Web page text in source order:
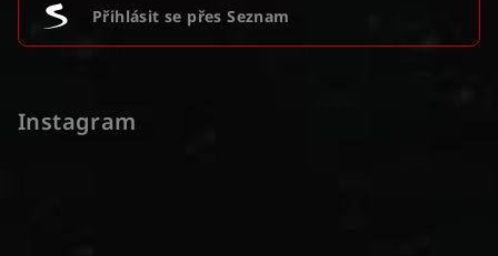
Přihlásit se přes Seznam
Instagram